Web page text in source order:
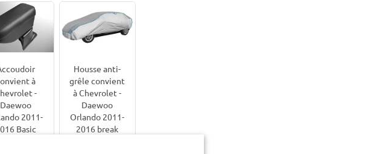
à
-
Daewoo
2011-
Basic
Housse anti-
grêle convient
à Chevrolet -
Daewoo
Orlando 2011-
2016 break